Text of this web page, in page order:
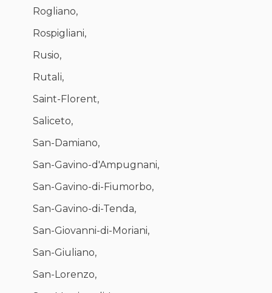
Rogliano,
Rospigliani,
Rusio,
Rutali,
Saint-Florent,
Saliceto,
San-Damiano,
San-Gavino-d'Ampugnani,
San-Gavino-di-Fiumorbo,
San-Gavino-di-Tenda,
San-Giovanni-di-Moriani,
San-Giuliano,
San-Lorenzo,